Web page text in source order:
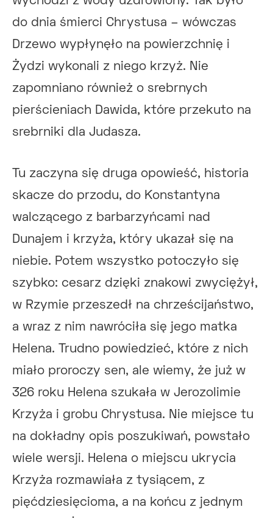
do dnia śmierci Chrystusa – wówczas
Drzewo wypłynęło na powierzchnię i
Żydzi wykonali z niego krzyż. Nie
zapomniano również o srebrnych
pierścieniach Dawida, które przekuto na
srebrniki dla Judasza.
Tu zaczyna się druga opowieść, historia
skacze do przodu, do Konstantyna
walczącego z barbarzyńcami nad
Dunajem i krzyża, który ukazał się na
niebie. Potem wszystko potoczyło się
szybko: cesarz dzięki znakowi zwyciężył,
w Rzymie przeszedł na chrześcijaństwo,
a wraz z nim nawróciła się jego matka
Helena. Trudno powiedzieć, które z nich
miało proroczy sen, ale wiemy, że już w
326 roku Helena szukała w Jerozolimie
Krzyża i grobu Chrystusa. Nie miejsce tu
na dokładny opis poszukiwań, powstało
wiele wersji. Helena o miejscu ukrycia
Krzyża rozmawiała z tysiącem, z
pięćdziesięcioma, a na końcu z jednym